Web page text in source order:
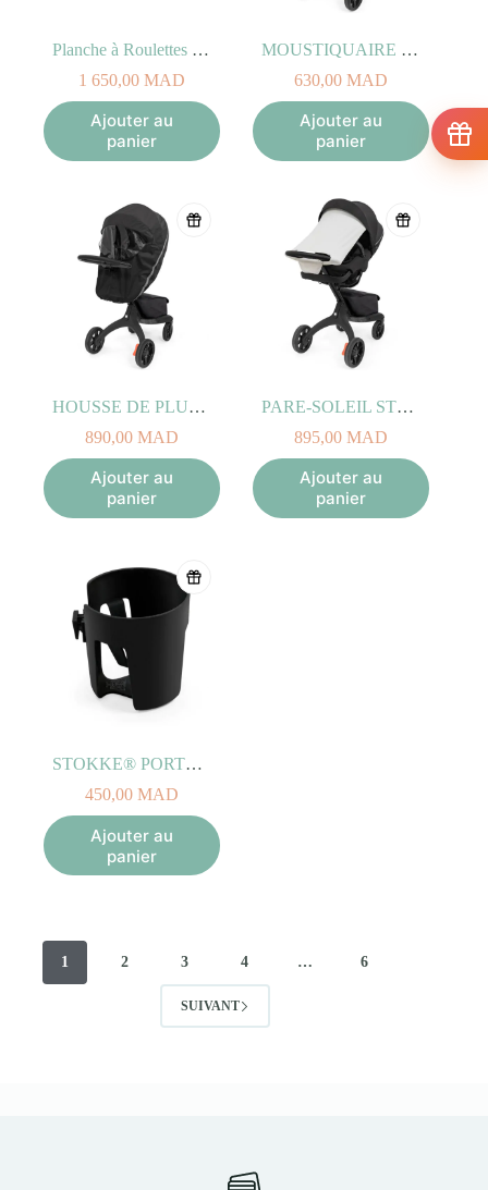
Planche à Roulettes STOKKE XPLORY Rider
1 650,00 MAD
Ajouter au
panier
MOUSTIQUAIRE STOKKE® XPLORY® X
630,00 MAD
Ajouter au
panier
HOUSSE DE PLUIE STOKKE® XPLORY® X
890,00 MAD
Ajouter au
panier
PARE-SOLEIL STOKKE® XPLORY® X
895,00 MAD
Ajouter au
panier
STOKKE® PORTE-GOBELET Noir
450,00 MAD
Ajouter au
panier
1 2 3 4 … 6
SUIVANT